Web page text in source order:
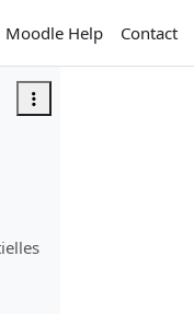
Moodle Help Contact